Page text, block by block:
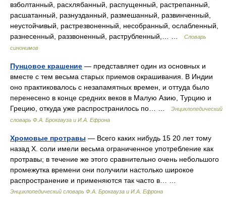
взболтанный, расхлябанный, распущенный, растрепанный,
расшатанный, разнузданный, размешанный, развинченный,
неустойчивый, растрезвоненный, несобранный, ослабленный,
разнесенный, раззвоненный, раструбленный,… …
Словарь
синонимов
Пунцовое крашение — представляет один из основных и
вместе с тем весьма старых приемов окрашивания. В Индии
оно практиковалось с незапамятных времен, и оттуда было
перенесено в конце средних веков в Малую Азию, Турцию и
Грецию, откуда уже распространилось по… …
Энциклопедический
словарь Ф.А. Брокгауза и И.А. Ефрона
Хромовые протравы — Всего каких нибудь 15 20 лет тому
назад X. соли имели весьма ограниченное употребление как
протравы; в течение же этого сравнительно очень небольшого
промежутка времени они получили настолько широкое
распространение и применяются так часто в… …
Энциклопедический словарь Ф.А. Брокгауза и И.А. Ефрона